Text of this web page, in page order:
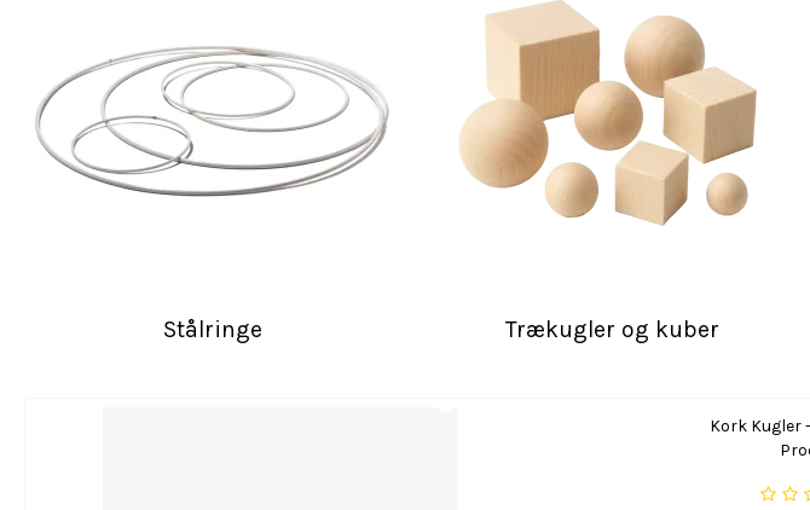
Stålringe Trækugler og kuber
Kork Kugler